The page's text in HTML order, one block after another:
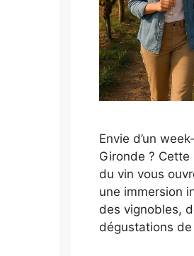
Envie d’un
Gironde ?
du vin vous
une immersion
des vignobles,
dégustations